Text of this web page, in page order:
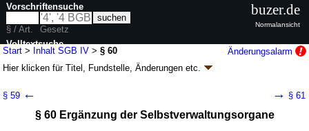
Start > Inhalt SGB IV >§ 60
Änderungsalarm
Hier klicken fürTitel, Fundstelle, Änderungen etc.
Gemeinsame Vorschriften für die
Sozialversicherung - (SGB IV)
§ 59 ← → § 61
§ 60 Ergänzung der Selbstverwaltungsorgane
Vorschriftensuche
§ / Art.
Gesetz
Volltextsuche
nur in SGB IV
buzer.de
Normalansicht